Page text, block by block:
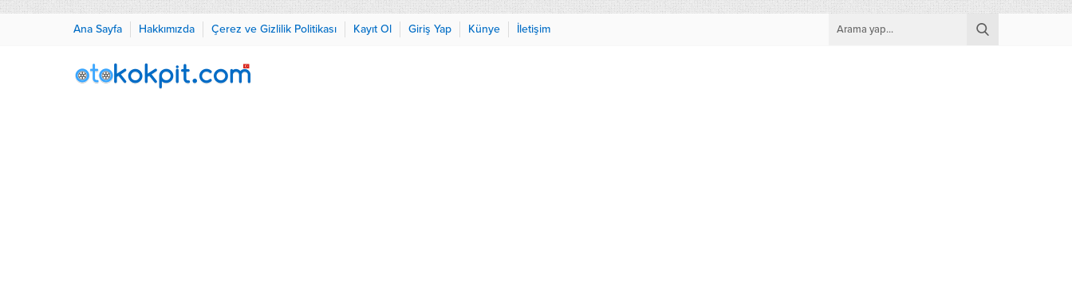
Ana Sayfa Hakkımızda Çerez ve Gizlilik Politikası Kayıt Ol Giriş Yap Künye İletişim